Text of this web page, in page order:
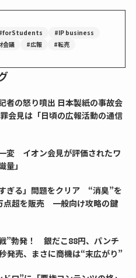
#IP business
会議 #広報 #転売
者の怒り噴出 日本製紙の事故会
会見は「日頃の広報活動の通信
変 イオン会見が評価されたワ
」
ぎる」問題をクリア “消臭”を
点超を販売 一般向け攻略の鍵
”勃発！ 銀だこ88円、パンチ
発売、まさに商機は“末広がり”